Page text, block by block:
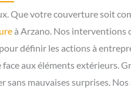
votre couverture soit
à Arzano. Nos
définir les actions à
aux éléments extérieurs.
mauvaises surprises.